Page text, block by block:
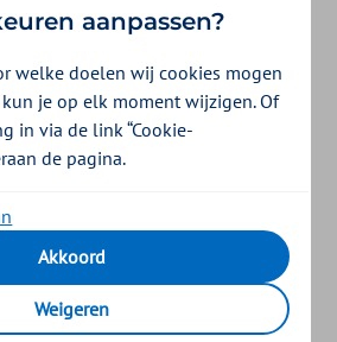
Basis Zeker en aanvullende
De gemeente Amsterdam
van de aanvullende verzekering.
de collectieve zorgverzekering
de collectieve
van Zilveren
aanpassen?
welke doelen wij cookies mogen
kun je op elk moment wijzigen. Of
in via de link “Cookie-
de pagina.
Akkoord
Weigeren